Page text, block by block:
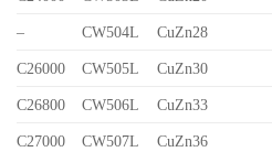
– CW504L CuZn28
C26000 CW505L CuZn30
C26800 CW506L CuZn33
C27000 CW507L CuZn36